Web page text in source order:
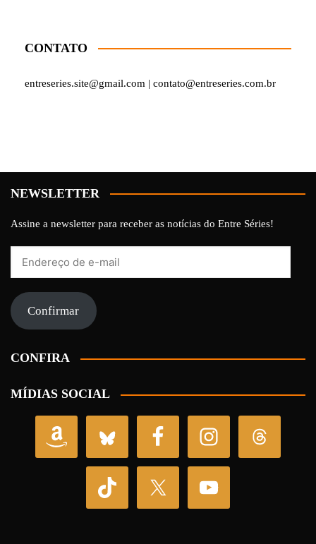
CONTATO
entreseries.site@gmail.com | contato@entreseries.com.br
NEWSLETTER
Assine a newsletter para receber as notícias do Entre Séries!
mail Confirmar
CONFIRA
MÍDIAS SOCIAL